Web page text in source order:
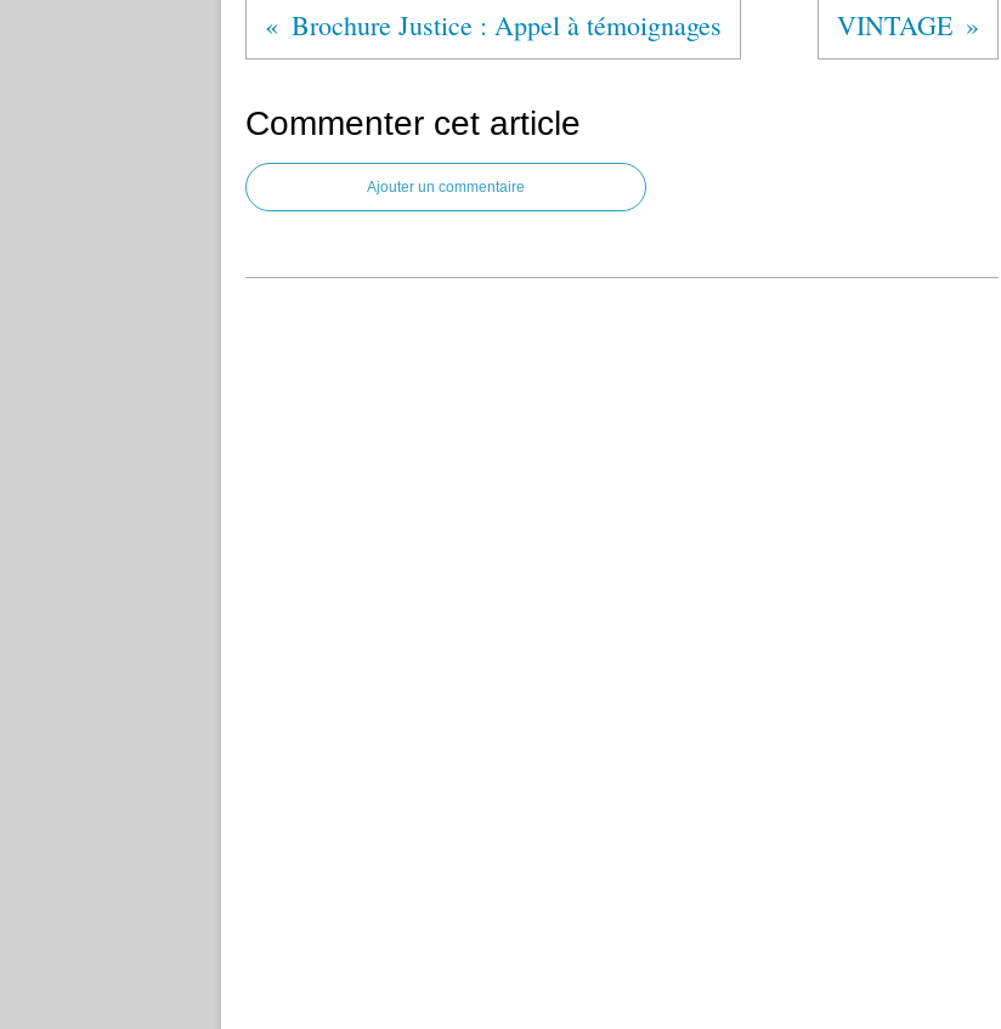
Brochure Justice : Appel à témoignages VINTAGE
Commenter cet article
Ajouter un commentaire